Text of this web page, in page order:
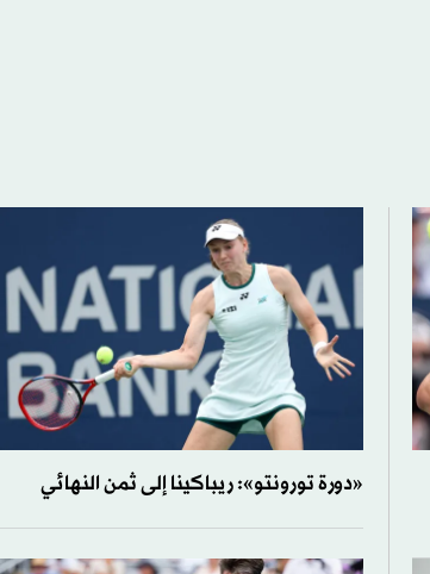
«دورة تورونتو»: ريباكينا إلى ثمن النهائي